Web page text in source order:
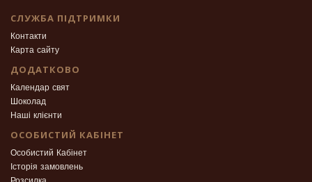
СЛУЖБА ПІДТРИМКИ
Контакти
Карта сайту
ДОДАТКОВО
Календар свят
Шоколад
Наші клієнти
ОСОБИСТИЙ КАБІНЕТ
Особистий Кабінет
Історія замовлень